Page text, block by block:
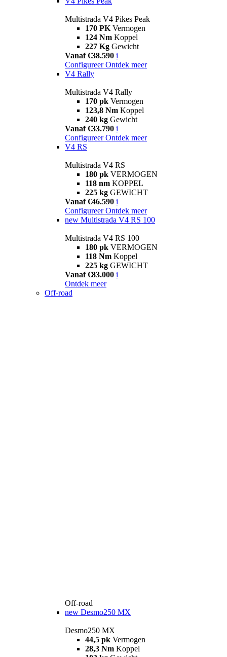
Multistrada V4 Pikes Peak
170 PK Vermogen
124 Nm Koppel
227 Kg Gewicht
Vanaf €38.590 i
Configureer Ontdek meer
V4 Rally
Multistrada V4 Rally
170 pk Vermogen
123,8 Nm Koppel
240 kg Gewicht
Vanaf €33.790 i
Configureer Ontdek meer
V4 RS
Multistrada V4 RS
180 pk VERMOGEN
118 nm KOPPEL
225 kg GEWICHT
Vanaf €46.590 i
Configureer Ontdek meer
new Multistrada V4 RS 100
Multistrada V4 RS 100
180 pk VERMOGEN
118 Nm Koppel
225 kg GEWICHT
Vanaf €83.000 i
Ontdek meer
Off-road
Off-road
new Desmo250 MX
Desmo250 MX
44,5 pk Vermogen
28,3 Nm Koppel